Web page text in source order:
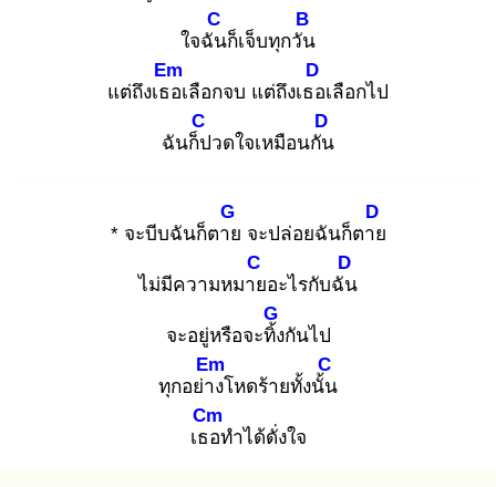
ใจฉัน
C
ก็เจ็บทุกวัน
B
แต่ถึงเธอ
Em
เลือกจบ แต่ถึงเธอ
D
เลือกไป
ฉันก็ป
C
วดใจเหมือนกัน
D
* จะบีบฉันก็ตาย
G
จะปล่อยฉันก็ตาย
D
ไม่มีความหมาย
C
อะไรกับฉัน
D
จะอยู่หรือจะทิ้ง
G
กันไป
ทุกอย่าง
Em
โหดร้ายทั้งนั้น
C
เธอ
Cm
ทำได้ดั่งใจ